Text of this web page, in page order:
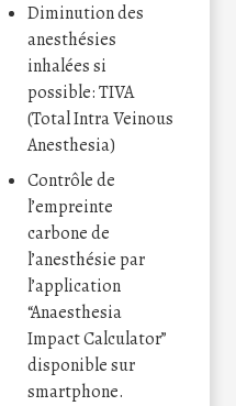
Diminution des
anesthésies
inhalées si
possible: TIVA
(Total Intra Veinous
Anesthesia)
Contrôle de
l’empreinte
carbone de
l’anesthésie par
l’application
“Anaesthesia
Impact Calculator”
disponible sur
smartphone.